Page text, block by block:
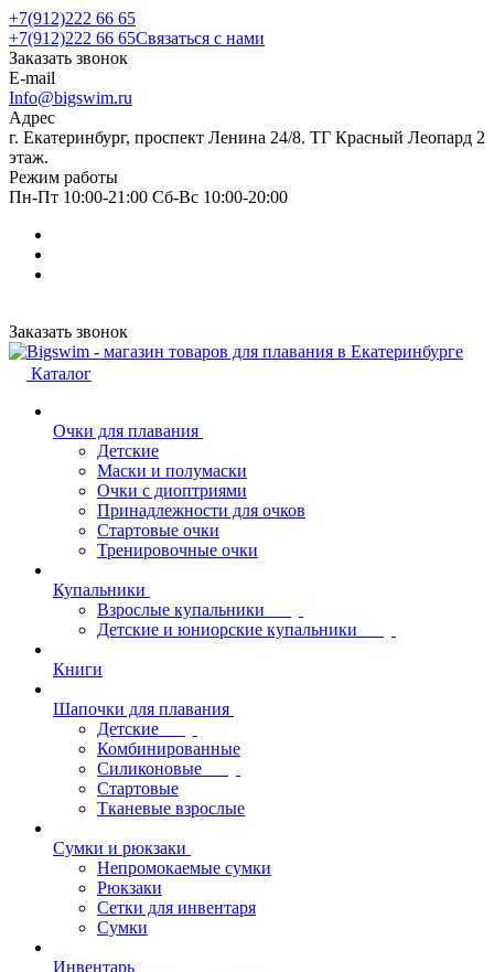
+7(912)222 66 65
+7(912)222 66 65Связаться с нами
Заказать звонок
E-mail
Info@bigswim.ru
Адрес
г. Екатеринбург, проспект Ленина 24/8. ТГ Красный Леопард 2
этаж.
Режим работы
Пн-Пт 10:00-21:00 Сб-Вс 10:00-20:00
Заказать звонок
Каталог
Очки для плавания
Детские
Маски и полумаски
Очки с диоптриями
Принадлежности для очков
Стартовые очки
Тренировочные очки
Купальники
Взрослые купальники
Детские и юниорские купальники
Книги
Шапочки для плавания
Детские
Комбинированные
Силиконовые
Стартовые
Тканевые взрослые
Сумки и рюкзаки
Непромокаемые сумки
Рюкзаки
Сетки для инвентаря
Сумки
Инвентарь